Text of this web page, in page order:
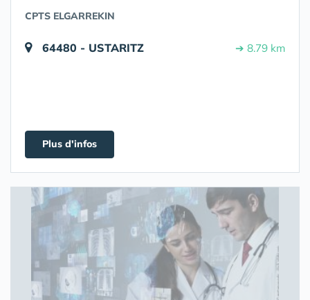
CPTS ELGARREKIN
64480 - USTARITZ ➔ 8.79 km
Plus d'infos